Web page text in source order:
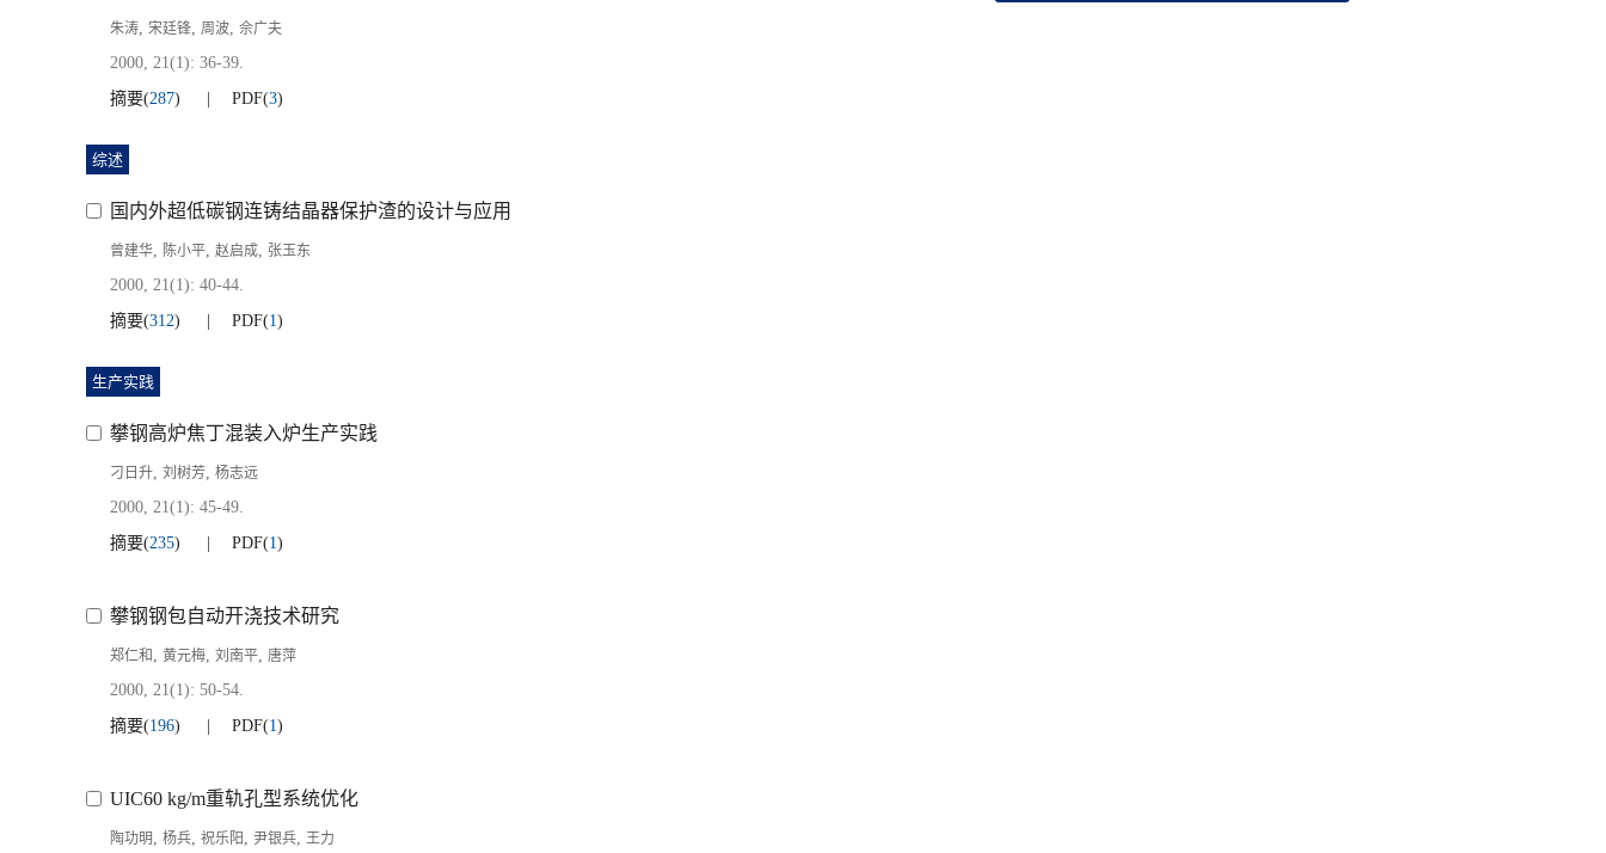
朱涛, 宋廷锋, 周波, 佘广夫
2000, 21(1): 36-39.
摘要(287) PDF(3)
综述
国内外超低碳钢连铸结晶器保护渣的设计与应用
曾建华, 陈小平, 赵启成, 张玉东
2000, 21(1): 40-44.
摘要(312) PDF(1)
生产实践
攀钢高炉焦丁混装入炉生产实践
刁日升, 刘树芳, 杨志远
2000, 21(1): 45-49.
摘要(235) PDF(1)
攀钢钢包自动开浇技术研究
郑仁和 , 黄元梅, 刘南平, 唐萍
2000, 21(1): 50-54.
摘要(196) PDF(1)
UIC60 kg/m重轨孔型系统优化
陶功明, 杨兵, 祝乐阳 , 尹银兵, 王力